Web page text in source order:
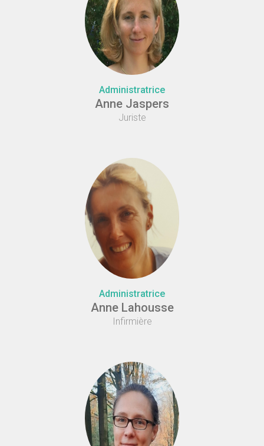
Administratrice
Anne Jaspers
Juriste
Administratrice
Anne Lahousse
Infirmière